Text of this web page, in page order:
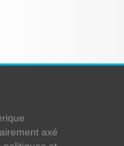
axé